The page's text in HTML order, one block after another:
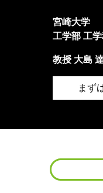
宮崎大学
工学部 工
教授 大島
まず